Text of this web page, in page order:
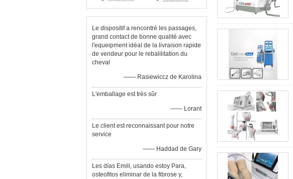
Le dispositif a rencontré les passages,
grand contact de bonne qualité avec
l'equeipment idéal de la livraison rapide
de vendeur pour le rebalilitation du
cheval
—— Rasiewiccz de Karolina
L'emballage est très sûr
—— Lorant
Le client est reconnaissant pour notre
service
—— Haddad de Gary
Les días Emili, usando estoy Para,
osteofitos eliminar de la fibrose y,